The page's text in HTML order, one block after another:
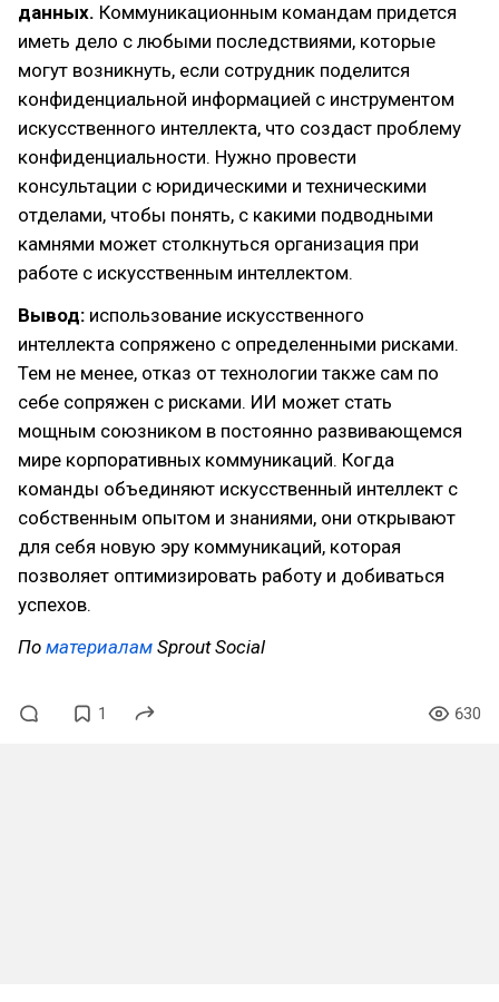
данных. Коммуникационным командам придется
иметь дело с любыми последствиями, которые
могут возникнуть, если сотрудник поделится
конфиденциальной информацией с инструментом
искусственного интеллекта, что создаст проблему
конфиденциальности. Нужно провести
консультации с юридическими и техническими
отделами, чтобы понять, с какими подводными
камнями может столкнуться организация при
работе с искусственным интеллектом.
Вывод: использование искусственного
интеллекта сопряжено с определенными рисками.
Тем не менее, отказ от технологии также сам по
себе сопряжен с рисками. ИИ может стать
мощным союзником в постоянно развивающемся
мире корпоративных коммуникаций. Когда
команды объединяют искусственный интеллект с
собственным опытом и знаниями, они открывают
для себя новую эру коммуникаций, которая
позволяет оптимизировать работу и добиваться
успехов.
По материалам Sprout Social
1 630